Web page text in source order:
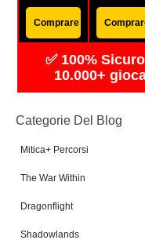
Comprare
✅ 100%
10.000+
Categorie Del Blog
Mitica+ Percorsi
The War Within
Dragonflight
Shadowlands